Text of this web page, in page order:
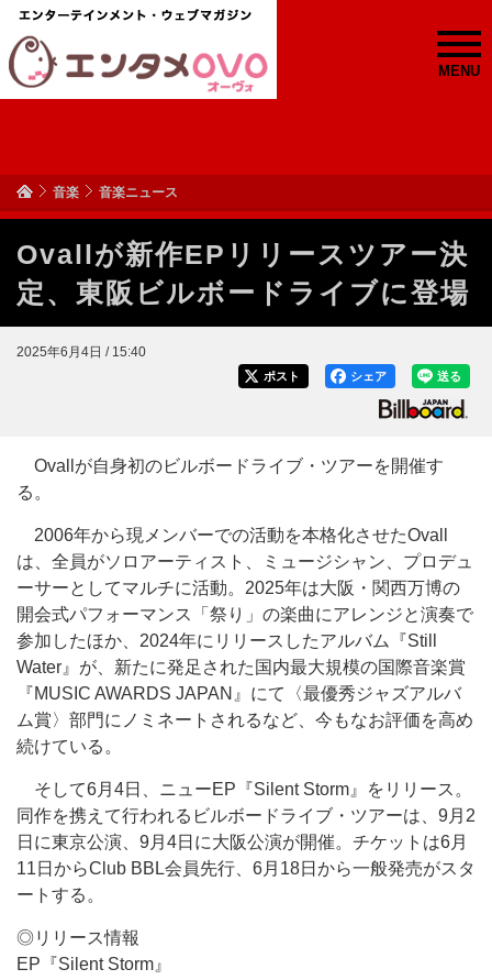
MENU
音楽 音楽ニュース
Ovallが新作EPリリースツアー決
定、東阪ビルボードライブに登場
2025年6月4日 / 15:40
送る
シェア
ポスト
Ovallが自身初のビルボードライブ・ツアーを開催す
る。
2006年から現メンバーでの活動を本格化させたOvall
は、全員がソロアーティスト、ミュージシャン、プロデュ
ーサーとしてマルチに活動。2025年は大阪・関西万博の
開会式パフォーマンス「祭り」の楽曲にアレンジと演奏で
参加したほか、2024年にリリースしたアルバム『Still
Water』が、新たに発足された国内最大規模の国際音楽賞
『MUSIC AWARDS JAPAN』にて〈最優秀ジャズアルバ
ム賞〉部門にノミネートされるなど、今もなお評価を高め
続けている。
そして6月4日、ニューEP『Silent Storm』をリリース。
同作を携えて行われるビルボードライブ・ツアーは、9月2
日に東京公演、9月4日に大阪公演が開催。チケットは6月
11日からClub BBL会員先行、6月18日から一般発売がスタ
ートする。
◎リリース情報
EP『Silent Storm』